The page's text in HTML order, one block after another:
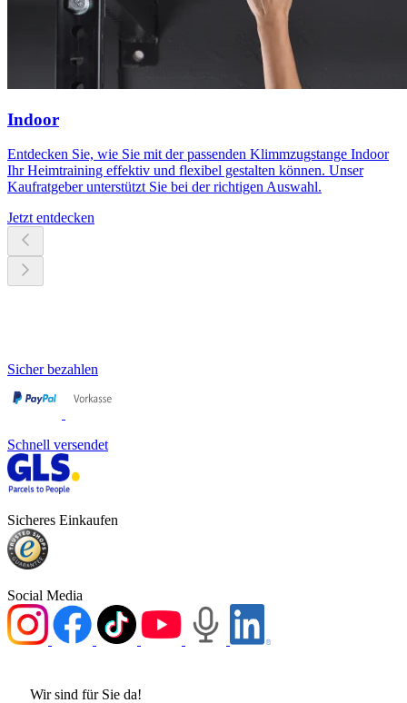
Indoor
Entdecken Sie, wie Sie mit der passenden Klimmzugstange Indoor
Ihr Heimtraining effektiv und flexibel gestalten können. Unser
Kaufratgeber unterstützt Sie bei der richtigen Auswahl.
Jetzt entdecken
Sicher bezahlen
Schnell versendet
Sicheres Einkaufen
Social Media
Wir sind für Sie da!